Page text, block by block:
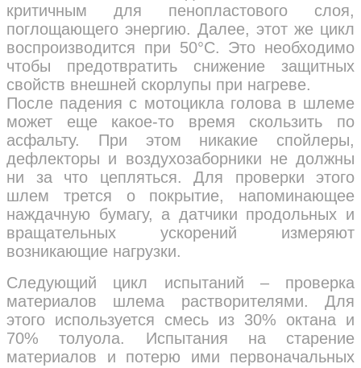
критичным для пенопластового слоя,
поглощающего энергию. Далее, этот же цикл
воспроизводится при 50°C. Это необходимо
чтобы предотвратить снижение защитных
свойств внешней скорлупы при нагреве.
После падения с мотоцикла голова в шлеме
может еще какое-то время скользить по
асфальту. При этом никакие спойлеры,
дефлекторы и воздухозаборники не должны
ни за что цепляться. Для проверки этого
шлем трется о покрытие, напоминающее
наждачную бумагу, а датчики продольных и
вращательных ускорений измеряют
возникающие нагрузки.
Следующий цикл испытаний – проверка
материалов шлема растворителями. Для
этого используется смесь из 30% октана и
70% толуола. Испытания на старение
материалов и потерю ими первоначальных